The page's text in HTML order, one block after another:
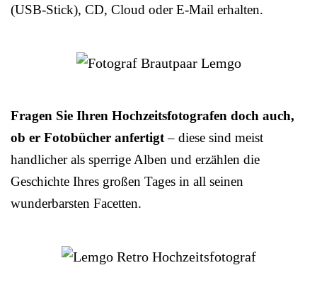
(USB-Stick), CD, Cloud oder E-Mail erhalten.
Fragen Sie Ihren Hochzeitsfotografen doch auch,
ob er Fotobücher anfertigt– diese sind meist
handlicher als sperrige Alben und erzählen die
Geschichte Ihres großen Tages in all seinen
wunderbarsten Facetten.